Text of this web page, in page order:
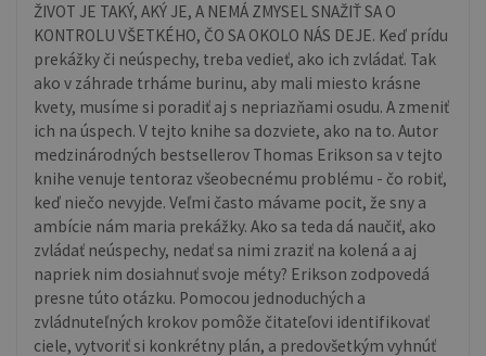
ŽIVOT JE TAKÝ, AKÝ JE, A NEMÁ ZMYSEL SNAŽIŤ SA O
KONTROLU VŠETKÉHO, ČO SA OKOLO NÁS DEJE. Keď prídu
prekážky či neúspechy, treba vedieť, ako ich zvládať. Tak
ako v záhrade trháme burinu, aby mali miesto krásne
kvety, musíme si poradiť aj s nepriazňami osudu. A zmeniť
ich na úspech. V tejto knihe sa dozviete, ako na to. Autor
medzinárodných bestsellerov Thomas Erikson sa v tejto
knihe venuje tentoraz všeobecnému problému - čo robiť,
keď niečo nevyjde. Veľmi často mávame pocit, že sny a
ambície nám maria prekážky. Ako sa teda dá naučiť, ako
zvládať neúspechy, nedať sa nimi zraziť na kolená a aj
napriek nim dosiahnuť svoje méty? Erikson zodpovedá
presne túto otázku. Pomocou jednoduchých a
zvládnuteľných krokov pomôže čitateľovi identifikovať
ciele, vytvoriť si konkrétny plán, a predovšetkým vyhnúť